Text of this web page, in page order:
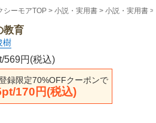
シーモアTOP 小説・実用書 小説・実用書
教育
樹
569円(税込)
録限定70%OFFクーポンで
170円(税込)